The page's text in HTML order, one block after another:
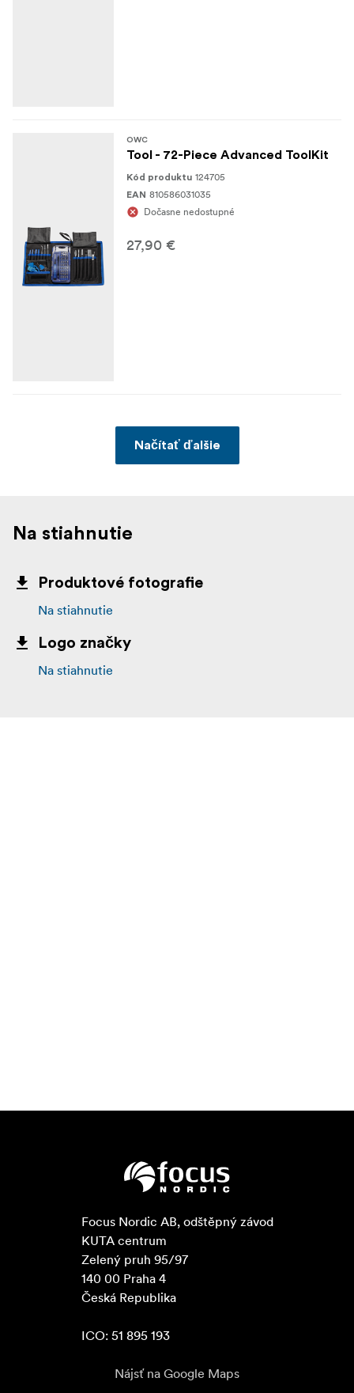
OWC
Tool - 72-Piece Advanced ToolKit
Kód produktu 124705
EAN 810586031035
Dočasne nedostupné
27,90 €
Načítať ďalšie
Na stiahnutie
Produktové fotografie
Na stiahnutie
Logo značky
Na stiahnutie
Focus Nordic AB, odštěpný závod
KUTA centrum
Zelený pruh 95/97
140 00 Praha 4
Česká Republika
ICO: 51 895 193
Nájsť na Google Maps